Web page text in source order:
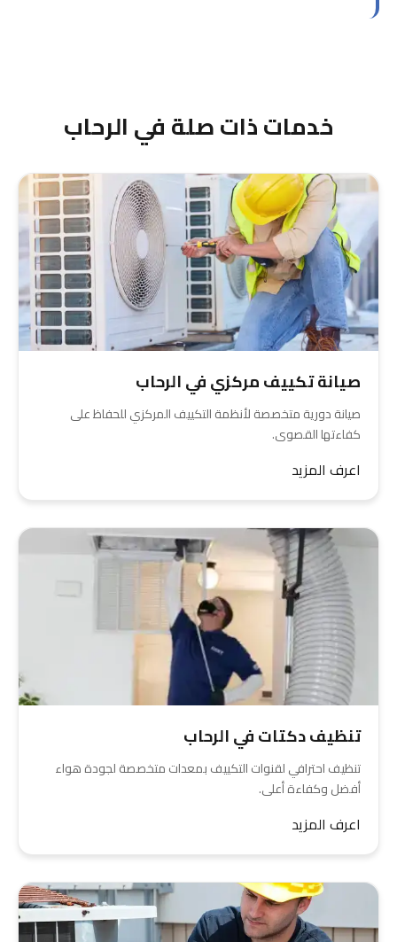
خدمات ذات صلة في الرحاب
صيانة تكييف مركزي في الرحاب
صيانة دورية متخصصة لأنظمة التكييف المركزي للحفاظ على
كفاءتها القصوى.
اعرف المزيد
تنظيف دكتات في الرحاب
تنظيف احترافي لقنوات التكييف بمعدات متخصصة لجودة هواء
أفضل وكفاءة أعلى.
اعرف المزيد